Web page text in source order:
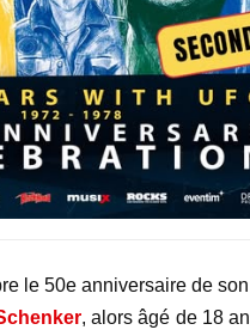
le 50e anniversaire de
, alors âgé de 18